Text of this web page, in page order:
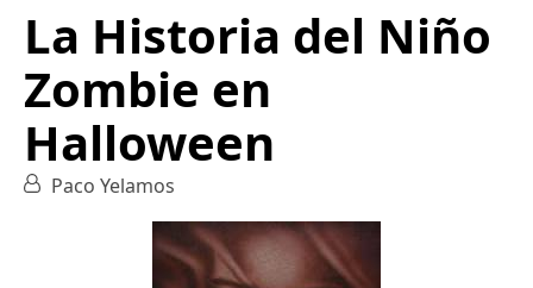
La Historia del Niño
Zombie en
Halloween
Paco Yelamos